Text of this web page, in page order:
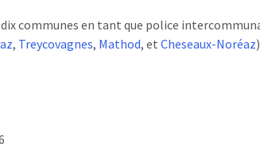
dix communes en tant que police
, Treycovagnes, Mathod, et Cheseaux-Noréaz